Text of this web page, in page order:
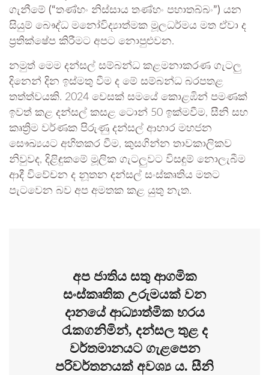
ගැනීමේ (“තණ්හං නිස්සාය තණ්හං පහාතබ්බං”) යන
සියුම් බෞද්ධ මනෝවිද්‍යාත්මක මූලධර්මය මත ඒවා ද
ප්‍රතික්ෂේප කිරීමට අපට නොපුළුවන.
නමුත් මෙම දන්සල් සම්බන්ධ කළමනාකරණ ගැටලු
දිනෙන් දින ඉස්මතු වීම ද මේ සම්බන්ධ බරපතළ
තත්ත්වයකි. 2024 වෙසක් සමයේ කොළඹින් පමණක්
ඉවත් කළ දන්සල් කසළ ටොන් 50 ඉක්මවීම, සීනි සහ
කෘත්‍රිම වර්ණක පිරුණු දන්සල් ආහාර මහජන
සෞඛ්‍යයට අහිතකර වීම, කුසගින්න තාවකාලිකව
නිවුවද, දිළිඳුකමේ මූලික ගැටලුවට විසඳුම් නොලැබීම
ආදී විවේචන ද නූතන දන්සල් සංස්කෘතිය මතට
පැටවෙන බව අප අමතක කළ යුතු නැත.
අප ජාතිය සතු ආගමික
සංස්කෘතික උරුමයක් වන
දානයේ ආධ්‍යාත්මික හරය
රැකගනිමින්, දන්සල තුළ ද
වර්තමානයට ගැළපෙන
පරිවර්තනයක් අවශ්‍ය ය. සීනි